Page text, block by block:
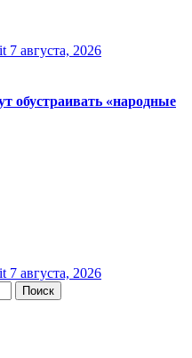
7 августа, 2026
обустраивать «народные
7 августа, 2026